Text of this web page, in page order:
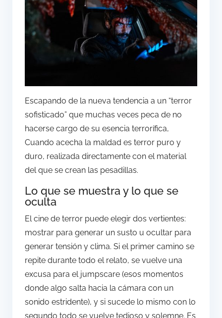
Escapando de la nueva tendencia a un “terror
sofisticado” que muchas veces peca de no
hacerse cargo de su esencia terrorífica,
Cuando acecha la maldad es terror puro y
duro, realizada directamente con el material
del que se crean las pesadillas.
Lo que se muestra y lo que se
oculta
El cine de terror puede elegir dos vertientes:
mostrar para generar un susto u ocultar para
generar tensión y clima. Si el primer camino se
repite durante todo el relato, se vuelve una
excusa para el jumpscare (esos momentos
donde algo salta hacia la cámara con un
sonido estridente), y si sucede lo mismo con lo
segundo todo se vuelve tedioso y solemne. Es